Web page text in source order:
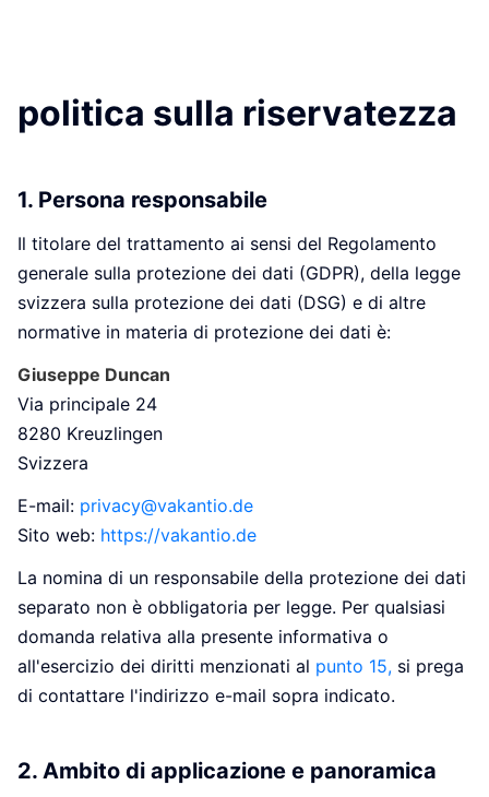
politica sulla riservatezza
1. Persona responsabile
Il titolare del trattamento ai sensi del Regolamento
generale sulla protezione dei dati (GDPR), della legge
svizzera sulla protezione dei dati (DSG) e di altre
normative in materia di protezione dei dati è:
Giuseppe Duncan
Via principale 24
8280 Kreuzlingen
Svizzera
E-mail: privacy@vakantio.de
Sito web: https://vakantio.de
La nomina di un responsabile della protezione dei dati
separato non è obbligatoria per legge. Per qualsiasi
domanda relativa alla presente informativa o
all'esercizio dei diritti menzionati al punto 15, si prega
di contattare l'indirizzo e-mail sopra indicato.
2. Ambito di applicazione e panoramica